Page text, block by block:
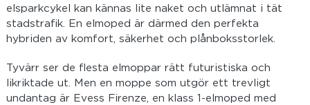
elsparkcykel kan kännas lite naket och utlämnat i tät
stadstrafik. En elmoped är därmed den perfekta
hybriden av komfort, säkerhet och plånboksstorlek.
Tyvärr ser de flesta elmoppar rätt futuristiska och
likriktade ut. Men en moppe som utgör ett trevligt
undantag är Evess Firenze, en klass 1-elmoped med